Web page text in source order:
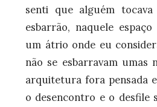
senti que alguém
esbarrão, naquele
um átrio onde eu
não se esbarravam umas
arquitetura fora pensada
o desencontro e o desfile